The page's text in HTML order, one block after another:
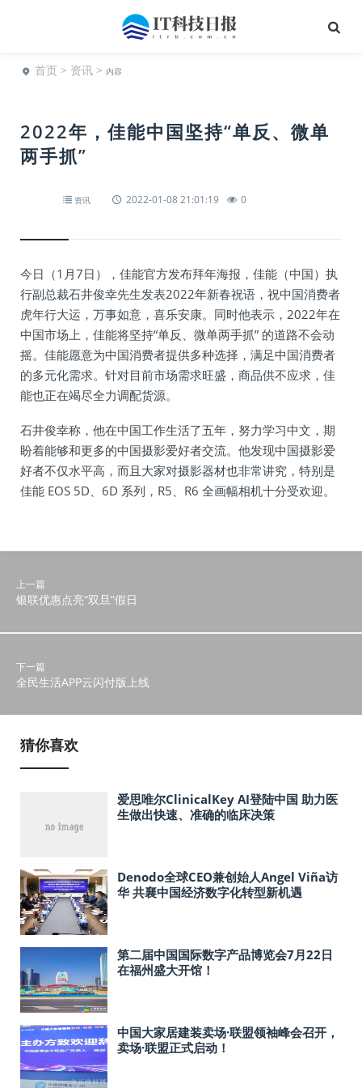
首页 > 资讯 > 内容
2022年，佳能中国坚持“单反、微单
两手抓”
资讯 2022-01-08 21:01:19 0
今日（1月7日），佳能官方发布拜年海报，佳能（中国）执
行副总裁石井俊幸先生发表2022年新春祝语，祝中国消费者
虎年行大运，万事如意，喜乐安康。同时他表示，2022年在
中国市场上，佳能将坚持“单反、微单两手抓” 的道路不会动
摇。佳能愿意为中国消费者提供多种选择，满足中国消费者
的多元化需求。针对目前市场需求旺盛，商品供不应求，佳
能也正在竭尽全力调配货源。
石井俊幸称，他在中国工作生活了五年，努力学习中文，期
盼着能够和更多的中国摄影爱好者交流。他发现中国摄影爱
好者不仅水平高，而且大家对摄影器材也非常讲究，特别是
佳能 EOS 5D、6D 系列，R5、R6 全画幅相机十分受欢迎。
上一篇
银联优惠点亮“双旦”假日
下一篇
全民生活APP云闪付版上线
猜你喜欢
爱思唯尔ClinicalKey AI登陆中国 助力医
生做出快速、准确的临床决策
Denodo全球CEO兼创始人Angel Viña访
华 共襄中国经济数字化转型新机遇
第二届中国国际数字产品博览会7月22日
在福州盛大开馆！
中国大家居建装卖场·联盟领袖峰会召开，
卖场·联盟正式启动！